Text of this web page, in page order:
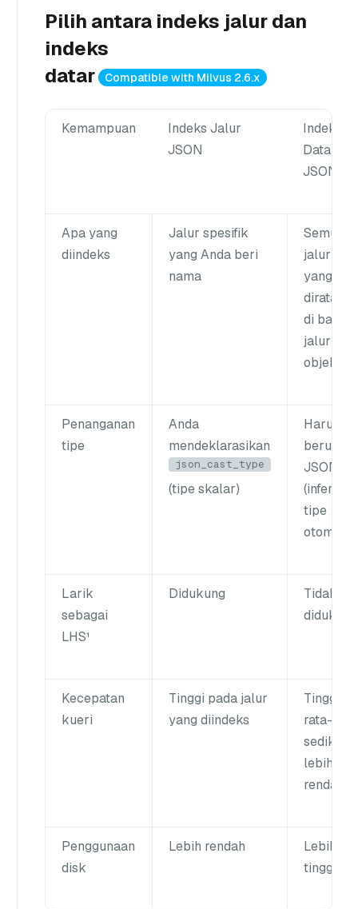
Pilih antara indeks jalur dan
indeks
datar
Compatible with Milvus 2.6.x
Kemampuan
Indeks Jalur
JSON
Indeks
Datar
JSON
Apa yang
diindeks
Jalur spesifik
yang Anda beri
nama
Semua
jalur
yang
diratakan
di bawah
jalur
objek
Penanganan
tipe
Anda
mendeklarasikan
json_cast_type
(tipe skalar)
Harus
berupa
JSON
(inferensi
tipe
otomatis)
Larik
sebagai
LHS¹
Didukung
Tidak
didukung
Kecepatan
kueri
Tinggi pada jalur
yang diindeks
Tinggi
rata-rata
sedikit
lebih
rendah
Penggunaan
disk
Lebih rendah
Lebih
tinggi